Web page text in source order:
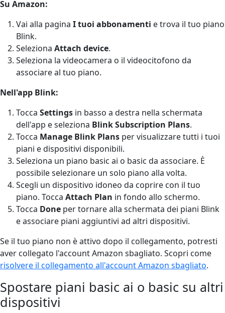
Su Amazon:
Vai alla pagina I tuoi abbonamenti e trova il tuo piano
Blink.
Seleziona Attach device.
Seleziona la videocamera o il videocitofono da
associare al tuo piano.
Nell'app Blink:
Tocca Settings in basso a destra nella schermata
dell'app e seleziona Blink Subscription Plans.
Tocca Manage Blink Plans per visualizzare tutti i tuoi
piani e dispositivi disponibili.
Seleziona un piano basic ai o basic da associare. È
possibile selezionare un solo piano alla volta.
Scegli un dispositivo idoneo da coprire con il tuo
piano. Tocca Attach Plan in fondo allo schermo.
Tocca Done per tornare alla schermata dei piani Blink
e associare piani aggiuntivi ad altri dispositivi.
Se il tuo piano non è attivo dopo il collegamento, potresti
aver collegato l'account Amazon sbagliato. Scopri come
risolvere il collegamento all'account Amazon sbagliato.
Spostare piani basic ai o basic su altri
dispositivi